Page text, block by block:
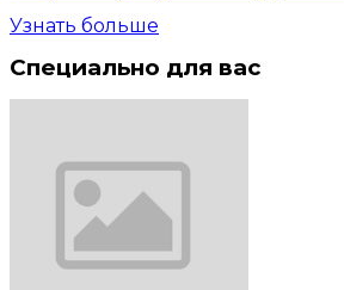
Узнать больше
Специально для вас